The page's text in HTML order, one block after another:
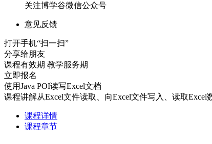
关注博学谷微信公众号
意见反馈
打开手机“扫一扫”
分享给朋友
课程有效期 教学服务期
立即报名
使用Java POI读写Excel文档
课程讲解从Excel文件读取、向Excel文件写入、读取
课程详情
课程章节